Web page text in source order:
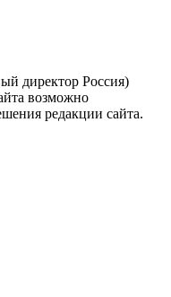
директор Россия)
возможно
редакции сайта.